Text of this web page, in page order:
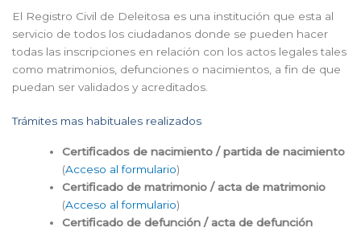
El Registro Civil de Deleitosa es una institución que esta al
servicio de todos los ciudadanos donde se pueden hacer
todas las inscripciones en relación con los actos legales tales
como matrimonios, defunciones o nacimientos, a fin de que
puedan ser validados y acreditados.
Trámites mas habituales realizados
Certificados de nacimiento / partida de nacimiento
(Acceso al formulario)
Certificado de matrimonio / acta de matrimonio
(Acceso al formulario)
Certificado de defunción / acta de defunción